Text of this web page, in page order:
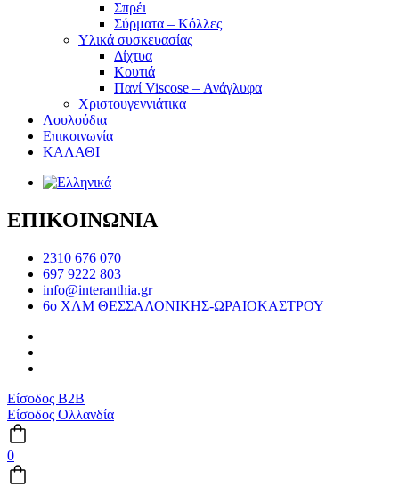
Σπρέι
Σύρματα – Κόλλες
Υλικά συσκευασίας
Δίχτυα
Κουτιά
Πανί Viscose – Ανάγλυφα
Χριστουγεννιάτικα
Λουλούδια
Επικοινωνία
ΚΑΛΑΘΙ
ΕΠΙΚΟΙΝΩΝΙΑ
2310 676 070
697 9222 803
info@interanthia.gr
6ο ΧΛΜ ΘΕΣΣΑΛΟΝΙΚΗΣ-ΩΡΑΙΟΚΑΣΤΡΟΥ
Είσοδος B2B
Είσοδος Ολλανδία
0